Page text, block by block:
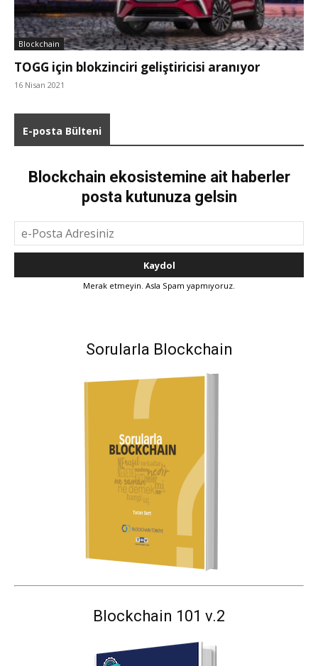
Blockchain
TOGG için blokzinciri geliştiricisi aranıyor
16 Nisan 2021
E-posta Bülteni
Blockchain ekosistemine ait haberler
posta kutunuza gelsin
Merak etmeyin. Asla Spam yapmıyoruz.
Sorularla Blockchain
Blockchain 101 v.2